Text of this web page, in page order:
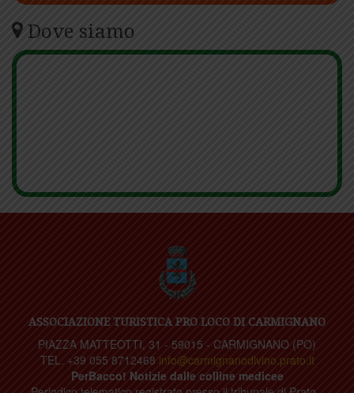
Dove siamo
ASSOCIAZIONE TURISTICA PRO LOCO DI CARMIGNANO
PIAZZA MATTEOTTI, 31 - 59015 - CARMIGNANO (PO)
TEL. +39 055 8712468 info@carmignanodivino.prato.it
PerBacco! Notizie dalle colline medicee